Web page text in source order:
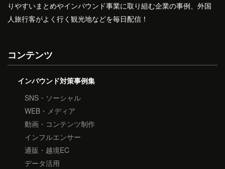
りやすいまとめやインバウンド事業に取り組む企業の事例、外国
人旅行客がよく行く観光地などを毎日配信！
コンテンツ
インバウンド対策事例集
SNS・ソーシャル
WEB・メディア
動画・コンテンツ制作
インフルエンサー
通販・越境EC
データ活用